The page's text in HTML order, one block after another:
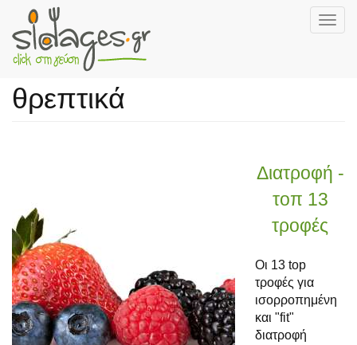
Skip
main
content
θρεπτικά
Διατροφή -
τοπ 13
τροφές
Οι 13 top
τροφές για
ισορροπημένη
και "fit"
διατροφή